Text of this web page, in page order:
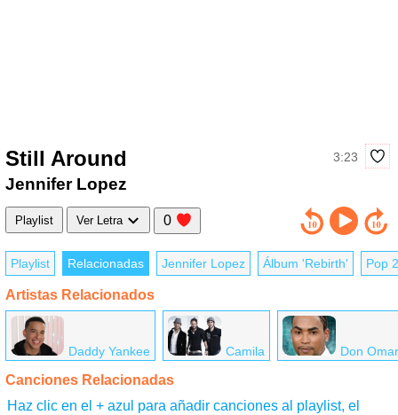
Still Around 3:23
Jennifer Lopez
Playlist Ver Letra 0
Playlist Relacionadas Jennifer Lopez Álbum 'Rebirth' Pop
Artistas Relacionados
Daddy Yankee Camila Don Omar
Canciones Relacionadas
Haz clic en el + azul para añadir canciones al playlist, el